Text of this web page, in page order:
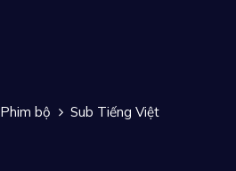
Phim bộ Sub Tiếng Việt